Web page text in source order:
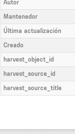
Autor
Mantenedor
Última actualización
Creado
harvest_object_id
harvest_source_id
harvest_source_title